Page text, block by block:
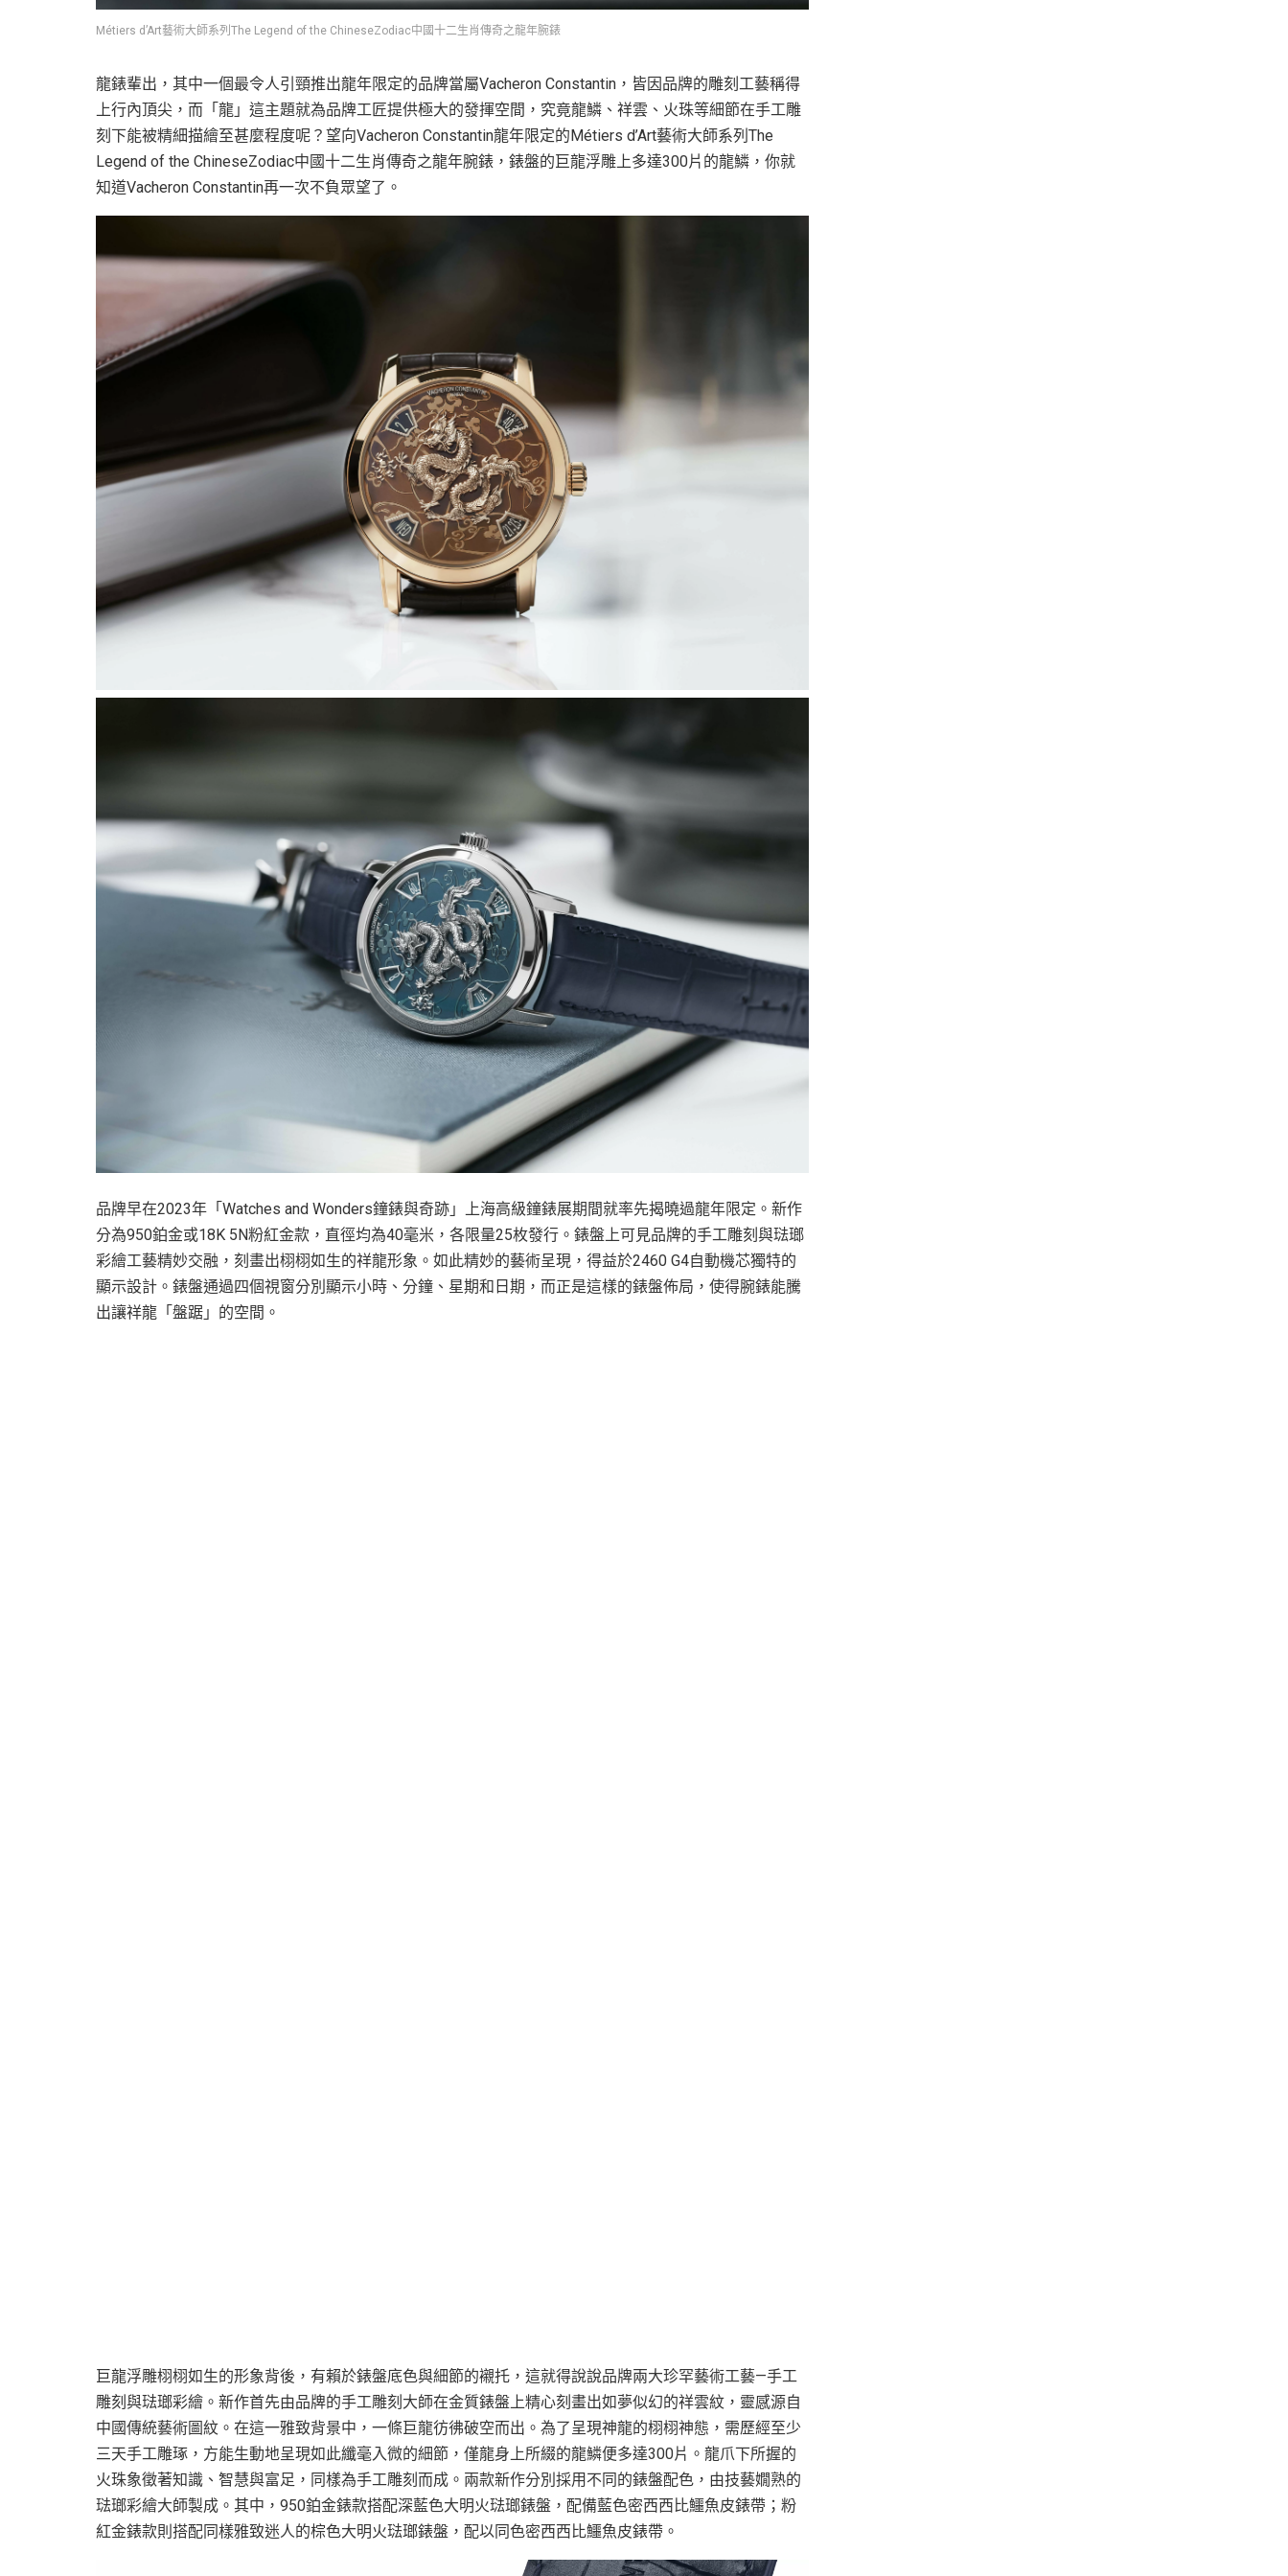
Métiers d’Art藝術大師系列The Legend of the ChineseZodiac中國十二生肖傳奇之龍年腕錶
龍錶輩出，其中一個最令人引頸推出龍年限定的品牌當屬Vacheron Constantin，皆因品牌的雕刻工藝稱得
上行內頂尖，而「龍」這主題就為品牌工匠提供極大的發揮空間，究竟龍鱗、祥雲、火珠等細節在手工雕
刻下能被精細描繪至甚麼程度呢？望向Vacheron Constantin龍年限定的Métiers d’Art藝術大師系列The
Legend of the ChineseZodiac中國十二生肖傳奇之龍年腕錶，錶盤的巨龍浮雕上多達300片的龍鱗，你就
知道Vacheron Constantin再一次不負眾望了。
品牌早在2023年「Watches and Wonders鐘錶與奇跡」上海高級鐘錶展期間就率先揭曉過龍年限定。新作
分為950鉑金或18K 5N粉紅金款，直徑均為40毫米，各限量25枚發行。錶盤上可見品牌的手工雕刻與琺瑯
彩繪工藝精妙交融，刻畫出栩栩如生的祥龍形象。如此精妙的藝術呈現，得益於2460 G4自動機芯獨特的
顯示設計。錶盤通過四個視窗分別顯示小時、分鐘、星期和日期，而正是這樣的錶盤佈局，使得腕錶能騰
出讓祥龍「盤踞」的空間。
巨龍浮雕栩栩如生的形象背後，有賴於錶盤底色與細節的襯托，這就得說說品牌兩大珍罕藝術工藝—手工
雕刻與琺瑯彩繪。新作首先由品牌的手工雕刻大師在金質錶盤上精心刻畫出如夢似幻的祥雲紋，靈感源自
中國傳統藝術圖紋。在這一雅致背景中，一條巨龍彷彿破空而出。為了呈現神龍的栩栩神態，需歷經至少
三天手工雕琢，方能生動地呈現如此纖毫入微的細節，僅龍身上所綴的龍鱗便多達300片。龍爪下所握的
火珠象徵著知識、智慧與富足，同樣為手工雕刻而成。兩款新作分別採用不同的錶盤配色，由技藝嫺熟的
琺瑯彩繪大師製成。其中，950鉑金錶款搭配深藍色大明火琺瑯錶盤，配備藍色密西西比鱷魚皮錶帶；粉
紅金錶款則搭配同樣雅致迷人的棕色大明火琺瑯錶盤，配以同色密西西比鱷魚皮錶帶。